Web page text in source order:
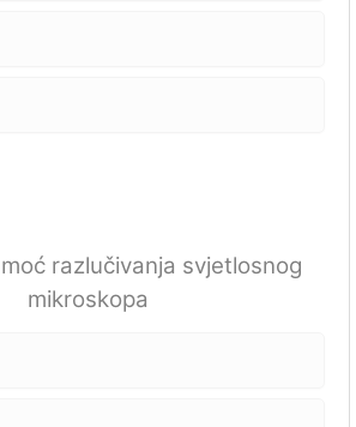
razlučivanja svjetlosnog
mikroskopa